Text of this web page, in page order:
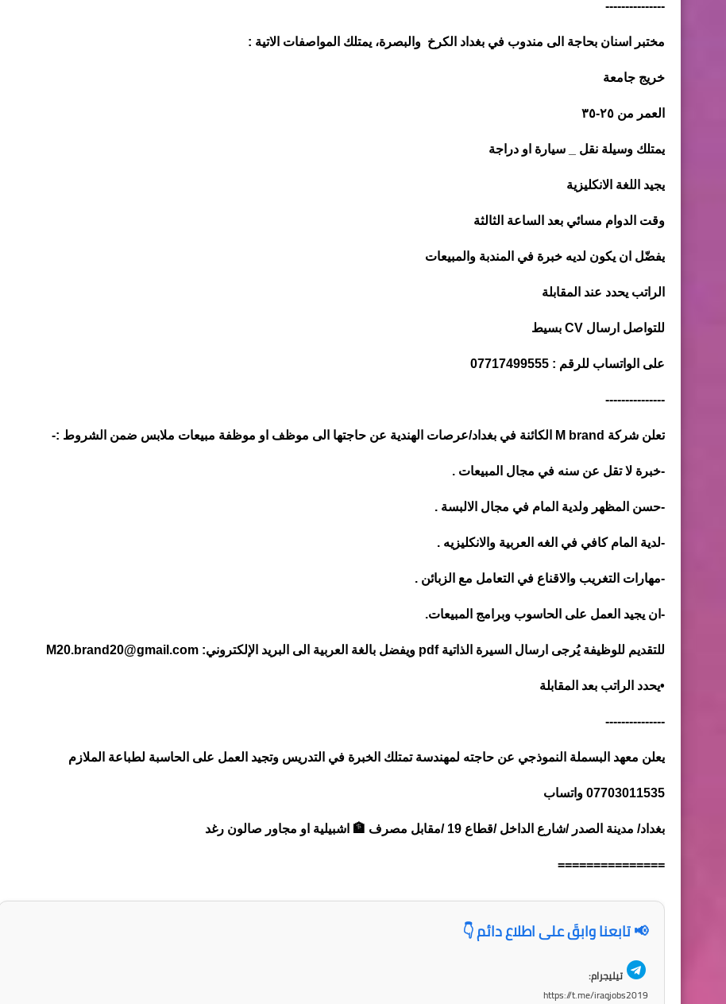
---------------
مختبر اسنان بحاجة الى مندوب في بغداد الكرخ والبصرة، يمتلك المواصفات الاتية :
خريج جامعة
العمر من ٢٥-٣٥
يمتلك وسيلة نقل _ سيارة او دراجة
يجيد اللغة الانكليزية
وقت الدوام مسائي بعد الساعة الثالثة
يفضّل ان يكون لديه خبرة في المندبة والمبيعات
الراتب يحدد عند المقابلة
للتواصل ارسال CV بسيط
على الواتساب للرقم : 07717499555
---------------
تعلن شركة M brand الكائنة في بغداد/عرصات الهندية عن حاجتها الى موظف او موظفة مبيعات ملابس ضمن الشروط :-
-خبرة لا تقل عن سنه في مجال المبيعات .
-حسن المظهر ولدية المام في مجال الالبسة .
-لدية المام كافي في الغه العربية والانكليزيه .
-مهارات التغريب والاقناع في التعامل مع الزبائن .
-ان يجيد العمل على الحاسوب وبرامج المبيعات.
للتقديم للوظيفة يُرجى ارسال السيرة الذاتية pdf ويفضل بالغة العربية الى البريد الإلكتروني: ‏ M20.brand20@gmail.com
•يحدد الراتب بعد المقابلة
---------------
يعلن معهد البسملة النموذجي عن حاجته لمهندسة تمتلك الخبرة في التدريس وتجيد العمل على الحاسبة لطباعة الملازم
07703011535 واتساب
بغداد/ مدينة الصدر /شارع الداخل /قطاع 19 /مقابل مصرف 🏦 اشبيلية او مجاور صالون رغد
===============
📢 تابعنا وابقَ على اطلاع دائم 👇
تيليجرام:
https://t.me/iraqjobs2019